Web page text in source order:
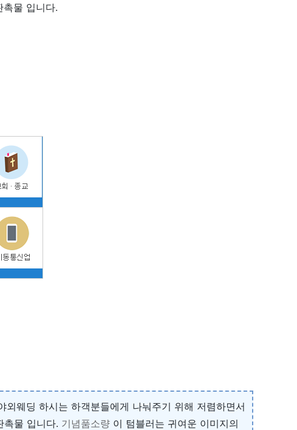
물 입니다.
웨딩 하시는 하객분들에게 나눠주기 위해 저렴하면서
촉물 입니다. 기념품소량 이 텀블러는 귀여운 이미지의